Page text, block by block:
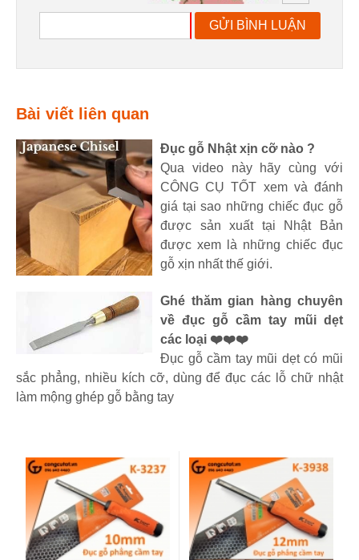
GỬI BÌNH LUẬN
Bài viết liên quan
Đục gỗ Nhật xịn cỡ nào ?
Qua video này hãy cùng với
CÔNG CỤ TỐT xem và đánh
giá tại sao những chiếc đục gỗ
được sản xuất tại Nhật Bản
được xem là những chiếc đục
gỗ xịn nhất thế giới.
Ghé thăm gian hàng chuyên
về đục gỗ cầm tay mũi dẹt
các loại ❤️❤️❤️
Đục gỗ cầm tay mũi dẹt có mũi
sắc phẳng, nhiều kích cỡ, dùng để đục các lỗ chữ nhật
làm mộng ghép gỗ bằng tay